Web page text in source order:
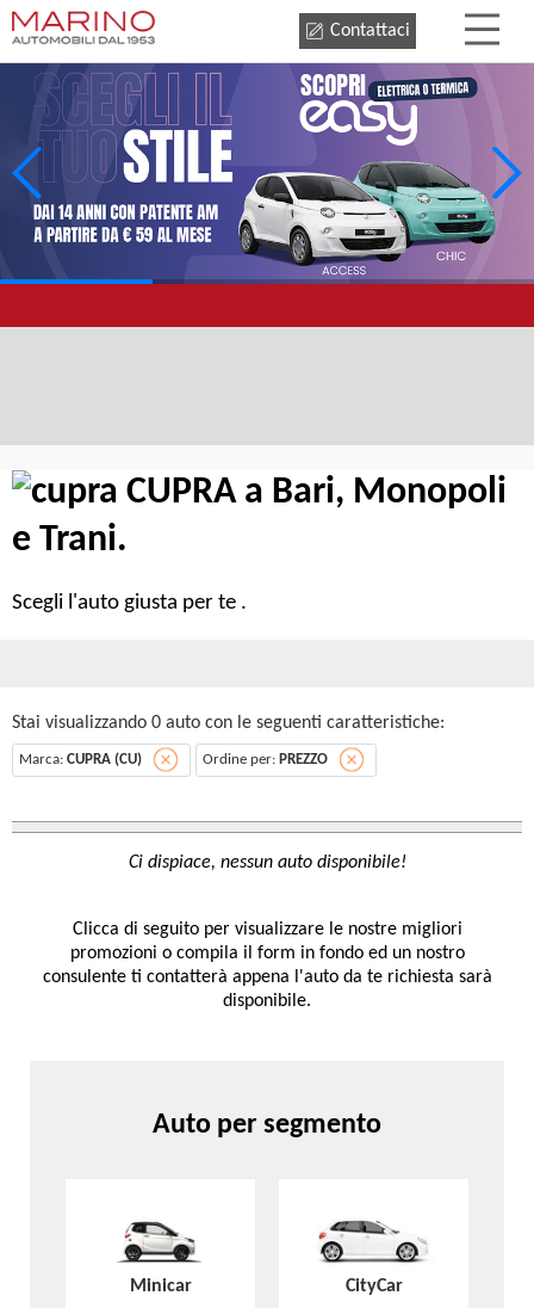
Contattaci
CUPRA a Bari, Monopoli
e Trani.
Scegli l'auto giusta per te .
Stai visualizzando 0 auto con le seguenti caratteristiche:
Marca: CUPRA (CU) Ordine per: PREZZO
Clicca di seguito per visualizzare le nostre migliori
promozioni o compila il form in fondo ed un nostro
consulente ti contatterà appena l'auto da te richiesta sarà
disponibile.
Auto per segmento
Minicar CityCar